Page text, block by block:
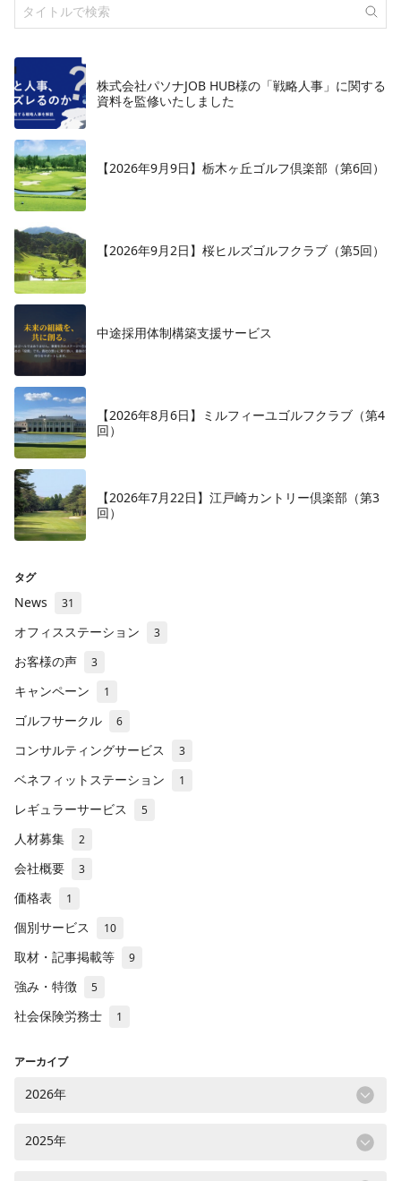
株式会社パソナJOB HUB様の「戦略人事」に関する
資料を監修いたしました
【2026年9月9日】栃木ヶ丘ゴルフ倶楽部（第6回）
【2026年9月2日】桜ヒルズゴルフクラブ（第5回）
中途採用体制構築支援サービス
【2026年8月6日】ミルフィーユゴルフクラブ（第4
回）
【2026年7月22日】江戸崎カントリー倶楽部（第3
回）
タグ
News 31
オフィスステーション 3
お客様の声 3
キャンペーン 1
ゴルフサークル 6
コンサルティングサービス 3
ベネフィットステーション 1
レギュラーサービス 5
人材募集 2
会社概要 3
価格表 1
個別サービス 10
取材・記事掲載等 9
強み・特徴 5
社会保険労務士 1
アーカイブ
2026年
2025年